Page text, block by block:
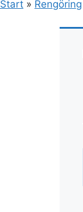
Start » Rengöring